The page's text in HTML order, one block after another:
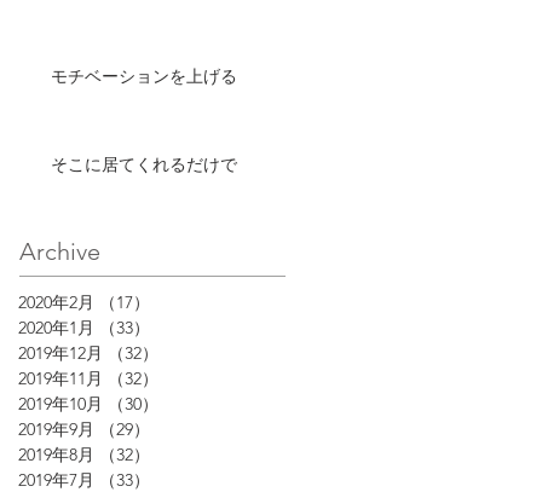
モチベーションを上げる
そこに居てくれるだけで
Archive
2020年2月 （17）
2020年1月
（33）
2019年12月
（32）
2019年11月
（32）
2019年10月
（30）
2019年9月
（29）
2019年8月
（32）
2019年7月
（33）